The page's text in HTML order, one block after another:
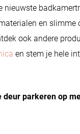
nieuwste
en slimme
ook andere
en stem je hele
deur parkeren op